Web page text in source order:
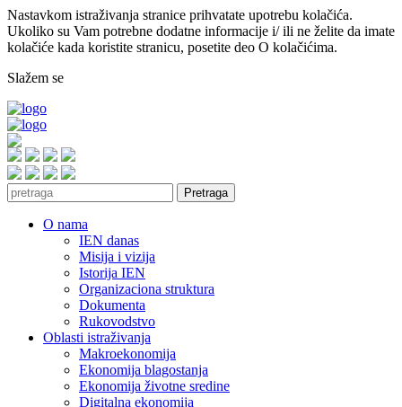
Nastavkom istraživanja stranice prihvatate upotrebu kolačića.
Ukoliko su Vam potrebne dodatne informacije i/ ili ne želite da imate
kolačiće kada koristite stranicu, posetite deo O kolačićima.
Slažem se
Pretraga
O nama
IEN danas
Misija i vizija
Istorija IEN
Organizaciona struktura
Dokumenta
Rukovodstvo
Oblasti istraživanja
Makroekonomija
Ekonomija blagostanja
Ekonomija životne sredine
Digitalna ekonomija